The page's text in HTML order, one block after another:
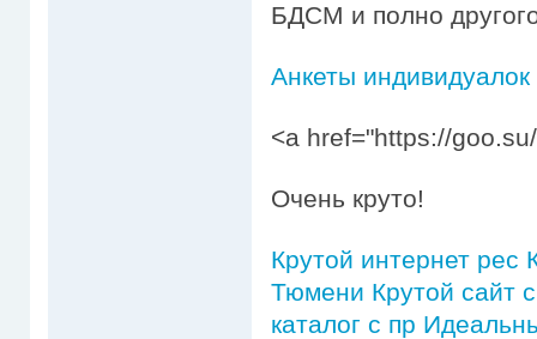
БДСМ и полно
Анкеты
<a href="https://
Очень круто!
Крутой интернет рес
Тюмени Крутой сайт
каталог с пр